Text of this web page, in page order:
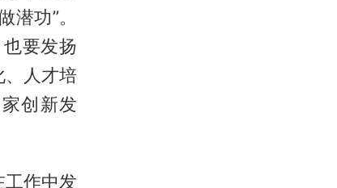
功”。
要发扬
、人才培
创新发
工作中发